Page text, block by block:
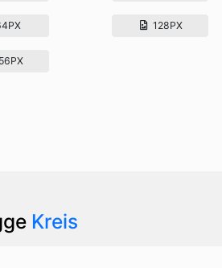
128PX
Kreis